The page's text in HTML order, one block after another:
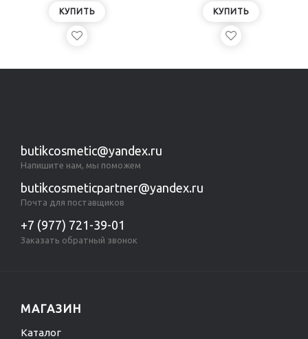
КУПИТЬ КУПИТЬ
butikcosmetic@yandex.ru
Напишите нам, мы поможем
butikcosmeticpartner@yandex.ru
Почта для поставщиков
+7 (977) 721-39-01
Заказать обратный звонок
МАГАЗИН
Каталог